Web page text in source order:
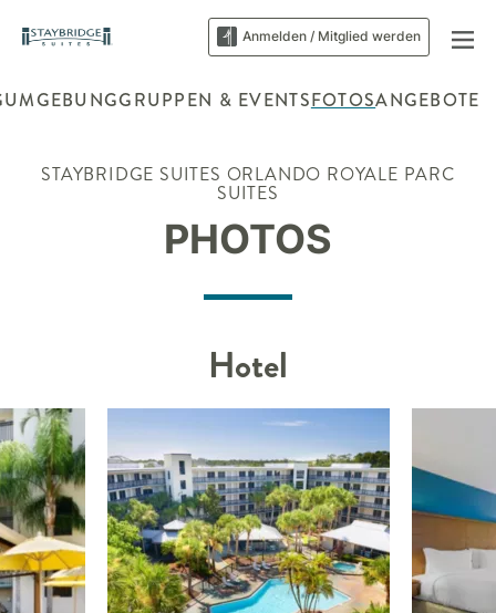
Anmelden / Mitglied werden
UMGEBUNGGRUPPEN & EVENTSFOTOSANGEBOTE
STAYBRIDGE SUITES ORLANDO ROYALE PARC
SUITES
PHOTOS
Hotel